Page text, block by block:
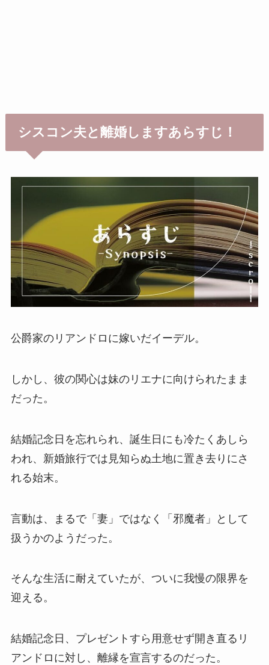
シスコン夫と離婚しますあらすじ！
公爵家のリアンドロに嫁いだイーデル。
しかし、彼の関心は妹のリエナに向けられたまま
だった。
結婚記念日を忘れられ、誕生日にも冷たくあしら
われ、新婚旅行では見知らぬ土地に置き去りにさ
れる始末。
言動は、まるで「妻」ではなく「邪魔者」として
扱うかのようだった。
そんな生活に耐えていたが、ついに我慢の限界を
迎える。
結婚記念日、プレゼントすら用意せず開き直るリ
アンドロに対し、離縁を宣言するのだった。